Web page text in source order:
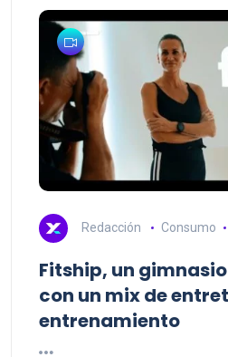
Redacción Consumo
Fitship, un
con un mix de
entrenamiento